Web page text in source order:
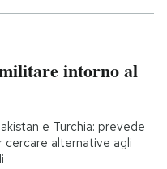
intorno al
e Turchia: prevede
cercare alternative agli